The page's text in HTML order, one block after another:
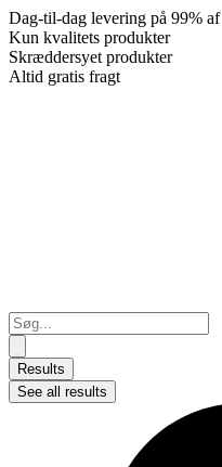
Dag-til-dag levering på 99%
Kun kvalitets produkter
Skræddersyet produkter
Altid gratis fragt
Search
...
Results
See all results